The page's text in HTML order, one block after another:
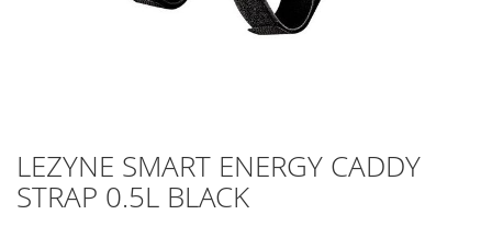
LEZYNE SMART ENERGY CADDY
STRAP 0.5L BLACK
Ga
naar
het